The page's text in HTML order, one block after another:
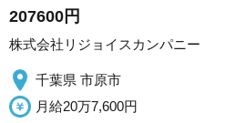
207600円
株式会社リジョイスカンパニー
千葉県 市原市
月給20万7,600円